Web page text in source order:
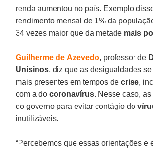
renda aumentou no país. Exemplo
rendimento mensal de 1% da
34 vezes maior que da metade mais
Guilherme de Azevedo, professor de
Unisinos, diz que as desigualdades
mais presentes em tempos decrise,
com a docoronavírus. Nesse caso,
do governo para evitar contágio do
inutilizáveis.
“Percebemos que essas orientações e